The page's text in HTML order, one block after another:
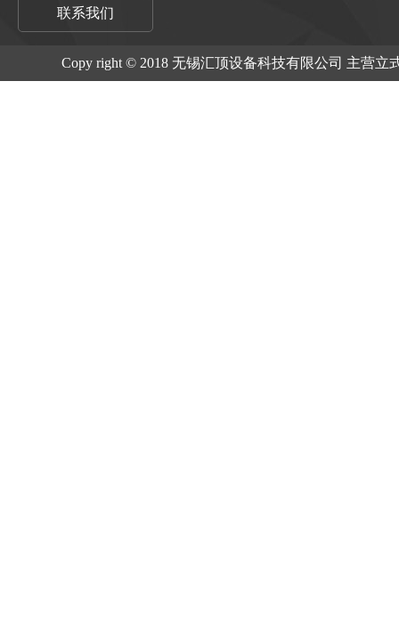
联系我们
Copy right © 2018 无锡汇顶设备科技有限公司